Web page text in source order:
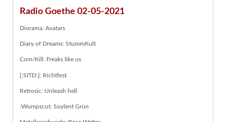
Radio Goethe 02-05-2021
Diorama: Avatars
Diary of Dreams: StummKult
Com/Kill: Freaks like us
[:SITD:]: Richtfest
Retrosic: Unleash hell
:Wumpscut: Soylent Grün